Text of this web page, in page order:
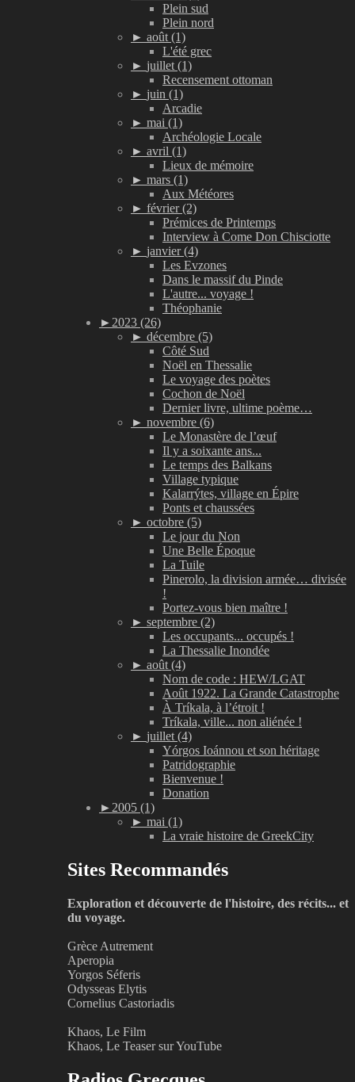
Plein sud
Plein nord
► août (1)
L'été grec
► juillet (1)
Recensement ottoman
► juin (1)
Arcadie
► mai (1)
Archéologie Locale
► avril (1)
Lieux de mémoire
► mars (1)
Aux Météores
► février (2)
Prémices de Printemps
Interview à Come Don Chisciotte
► janvier (4)
Les Evzones
Dans le massif du Pinde
L'autre... voyage !
Théophanie
►2023 (26)
► décembre (5)
Côté Sud
Noël en Thessalie
Le voyage des poètes
Cochon de Noël
Dernier livre, ultime poème…
► novembre (6)
Le Monastère de l’œuf
Il y a soixante ans...
Le temps des Balkans
Village typique
Kalarrýtes, village en Épire
Ponts et chaussées
► octobre (5)
Le jour du Non
Une Belle Époque
La Tuile
Pinerolo, la division armée… divisée
!
Portez-vous bien maître !
► septembre (2)
Les occupants... occupés !
La Thessalie Inondée
► août (4)
Nom de code : HEW/LGAT
Août 1922. La Grande Catastrophe
À Tríkala, à l’étroit !
Tríkala, ville... non aliénée !
► juillet (4)
Yórgos Ioánnou et son héritage
Patridographie
Bienvenue !
Donation
►2005 (1)
► mai (1)
La vraie histoire de GreekCity
Sites Recommandés
Exploration et découverte de l'histoire, des récits... et
du voyage.
Grèce Autrement
Aperopia
Yorgos Séferis
Odysseas Elytis
Cornelius Castoriadis
Khaos, Le Film
Khaos, Le Teaser sur YouTube